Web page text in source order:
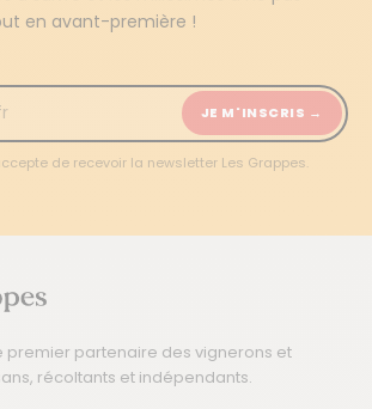
en avant-première !
JE M'INSCRIS →
de recevoir la newsletter Les Grappes.
premier partenaire des vignerons et
récoltants et indépendants.